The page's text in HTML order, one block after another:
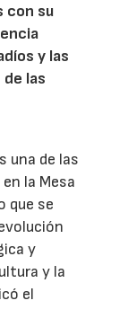
con su
y las
las
una de las
la Mesa
que se
y
y la
el